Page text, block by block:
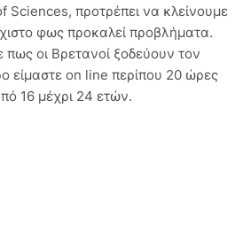
προτρέπει να κλείνουμε
φως προκαλεί προβλήματα.
οι Βρετανοί ξοδεύουν τον
είμαστε on line περίπου 20 ώρες
16 μέχρι 24 ετών.